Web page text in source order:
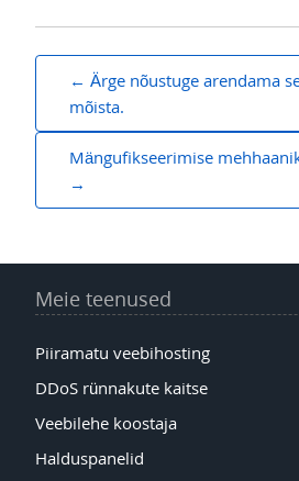
Navigeerimine
Ärge nõustuge arendama
mõista.
Mängufikseerimise
Meie teenused
Piiramatu veebihosting
DDoS rünnakute kaitse
Veebilehe koostaja
Halduspanelid